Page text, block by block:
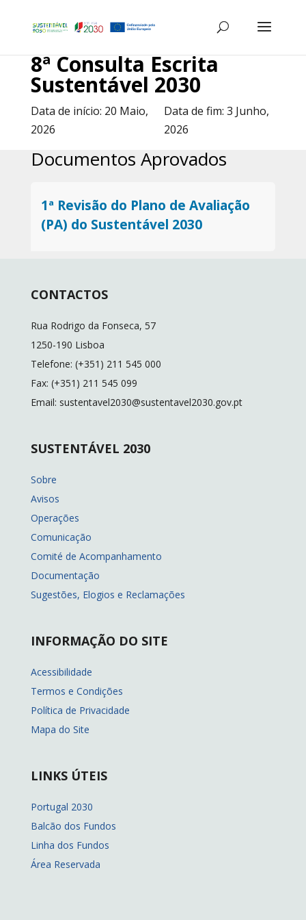
8ª Consulta Escrita
Sustentável 2030
Data de início: 20 Maio,
2026
Data de fim: 3 Junho,
2026
Documentos Aprovados
1ª Revisão do Plano de Avaliação
(PA) do Sustentável 2030
CONTACTOS
Rua Rodrigo da Fonseca, 57
1250-190 Lisboa
Telefone: (+351) 211 545 000
Fax: (+351) 211 545 099
Email: sustentavel2030@sustentavel2030.gov.pt
SUSTENTÁVEL 2030
Sobre
Avisos
Operações
Comunicação
Comité de Acompanhamento
Documentação
Sugestões, Elogios e Reclamações
INFORMAÇÃO DO SITE
Acessibilidade
Termos e Condições
Política de Privacidade
Mapa do Site
LINKS ÚTEIS
Portugal 2030
Balcão dos Fundos
Linha dos Fundos
Área Reservada